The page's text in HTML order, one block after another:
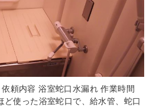
頼内容 浴室蛇口水漏れ 作業時間
使った浴室蛇口で、給水管、蛇口